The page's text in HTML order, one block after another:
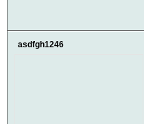
asdfgh1246